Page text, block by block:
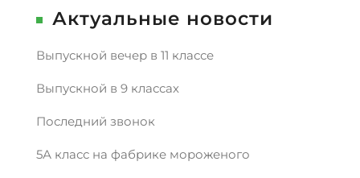
Актуальные новости
Выпускной вечер в 11 классе
Выпускной в 9 классах
Последний звонок
5А класс на фабрике мороженого